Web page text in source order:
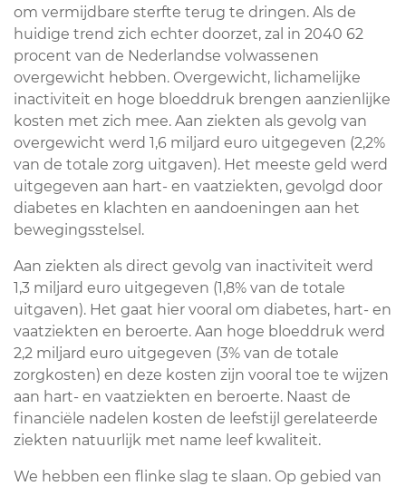
om vermijdbare sterfte terug te dringen. Als de
huidige trend zich echter doorzet, zal in 2040 62
procent van de Nederlandse volwassenen
overgewicht hebben. Overgewicht, lichamelijke
inactiviteit en hoge bloeddruk brengen aanzienlijke
kosten met zich mee. Aan ziekten als gevolg van
overgewicht werd 1,6 miljard euro uitgegeven (2,2%
van de totale zorg uitgaven). Het meeste geld werd
uitgegeven aan hart- en vaatziekten, gevolgd door
diabetes en klachten en aandoeningen aan het
bewegingsstelsel.
Aan ziekten als direct gevolg van inactiviteit werd
1,3 miljard euro uitgegeven (1,8% van de totale
uitgaven). Het gaat hier vooral om diabetes, hart- en
vaatziekten en beroerte. Aan hoge bloeddruk werd
2,2 miljard euro uitgegeven (3% van de totale
zorgkosten) en deze kosten zijn vooral toe te wijzen
aan hart- en vaatziekten en beroerte. Naast de
financiële nadelen kosten de leefstijl gerelateerde
ziekten natuurlijk met name leef kwaliteit.
We hebben een flinke slag te slaan. Op gebied van